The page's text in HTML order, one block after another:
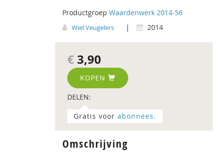
Productgroep Waardenwerk 2014-56
Wiel Veugelers | 2014
€ 3,90
KOPEN
DELEN:
Gratis voor abonnees.
Omschrijving